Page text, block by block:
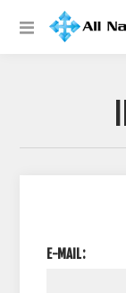
E-MAIL: